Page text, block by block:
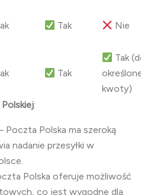
Tak Nie
Tak
Tak
kwoty)
:
Poczta Polska ma szeroką
nadanie przesyłki w
Polska oferuje możliwość
co jest wygodne dla